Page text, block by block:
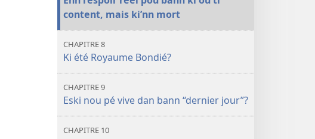
content, mais ki’nn mort
CHAPITRE 8
Ki été Royaume Bondié?
CHAPITRE 9
Eski nou pé vive dan bann “dernier jour”?
CHAPITRE 10